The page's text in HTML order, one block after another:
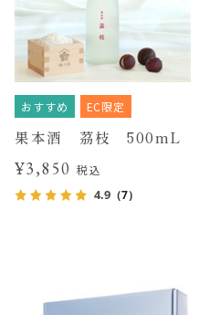
おすすめ EC限定
果本酒 茘枝 500mL
¥3,850 税込
4.9 （7）